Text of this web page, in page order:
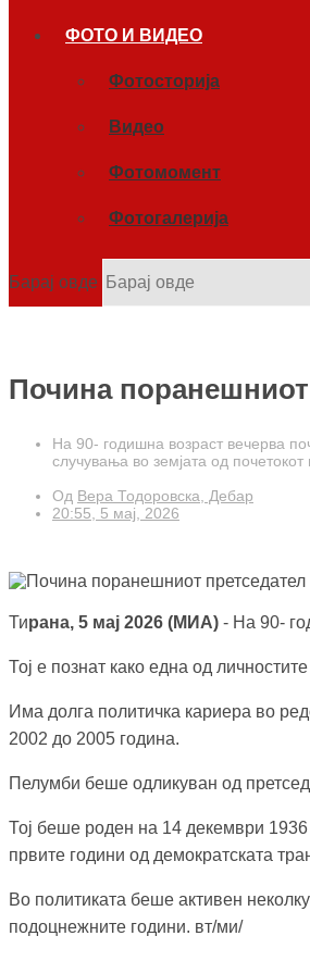
ФОТО И ВИДЕО
Фотосторија
Видео
Фотомомент
Фотогалерија
Барај овде
Почина
На 90- годишна возраст вечерва
случувања во земјата од почетокот
Од Вера Тодоровска, Дебар
20:55, 5 мај, 2026
Тирана, 5 мај 2026 (МИА) - На 90-
Тој е познат како една од
Има долга политичка кариера во
2002 до 2005 година.
Пелумби беше одликуван од
Тој беше роден на 14 декември 1936
првите години од демократската
Во политиката беше активен
подоцнежните години. вт/ми/